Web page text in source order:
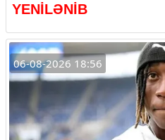
YENİLƏNİB
06-08-2026 18:56